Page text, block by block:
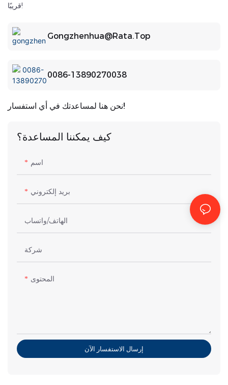
قريبًا!
Gongzhenhua@rata.top
0086-13890270038
نحن هنا لمساعدتك في أي استفسار!
كيف يمكننا المساعدة؟
اسم
بريد إلكتروني
الهاتف/واتساب
شركة
المحتوى
إرسال الاستفسار الآن